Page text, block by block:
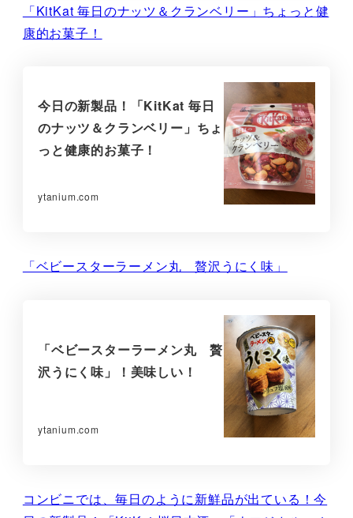
「KitKat 毎日のナッツ＆クランベリー」ちょっと健
康的お菓子！
今日の新製品！「KitKat 毎日
のナッツ＆クランベリー」ちょ
っと健康的お菓子！
ytanium.com
「ベビースターラーメン丸 贅沢うにく味」
「ベビースターラーメン丸 贅
沢うにく味」！美味しい！
ytanium.com
コンビニでは、毎日のように新鮮品が出ている！今